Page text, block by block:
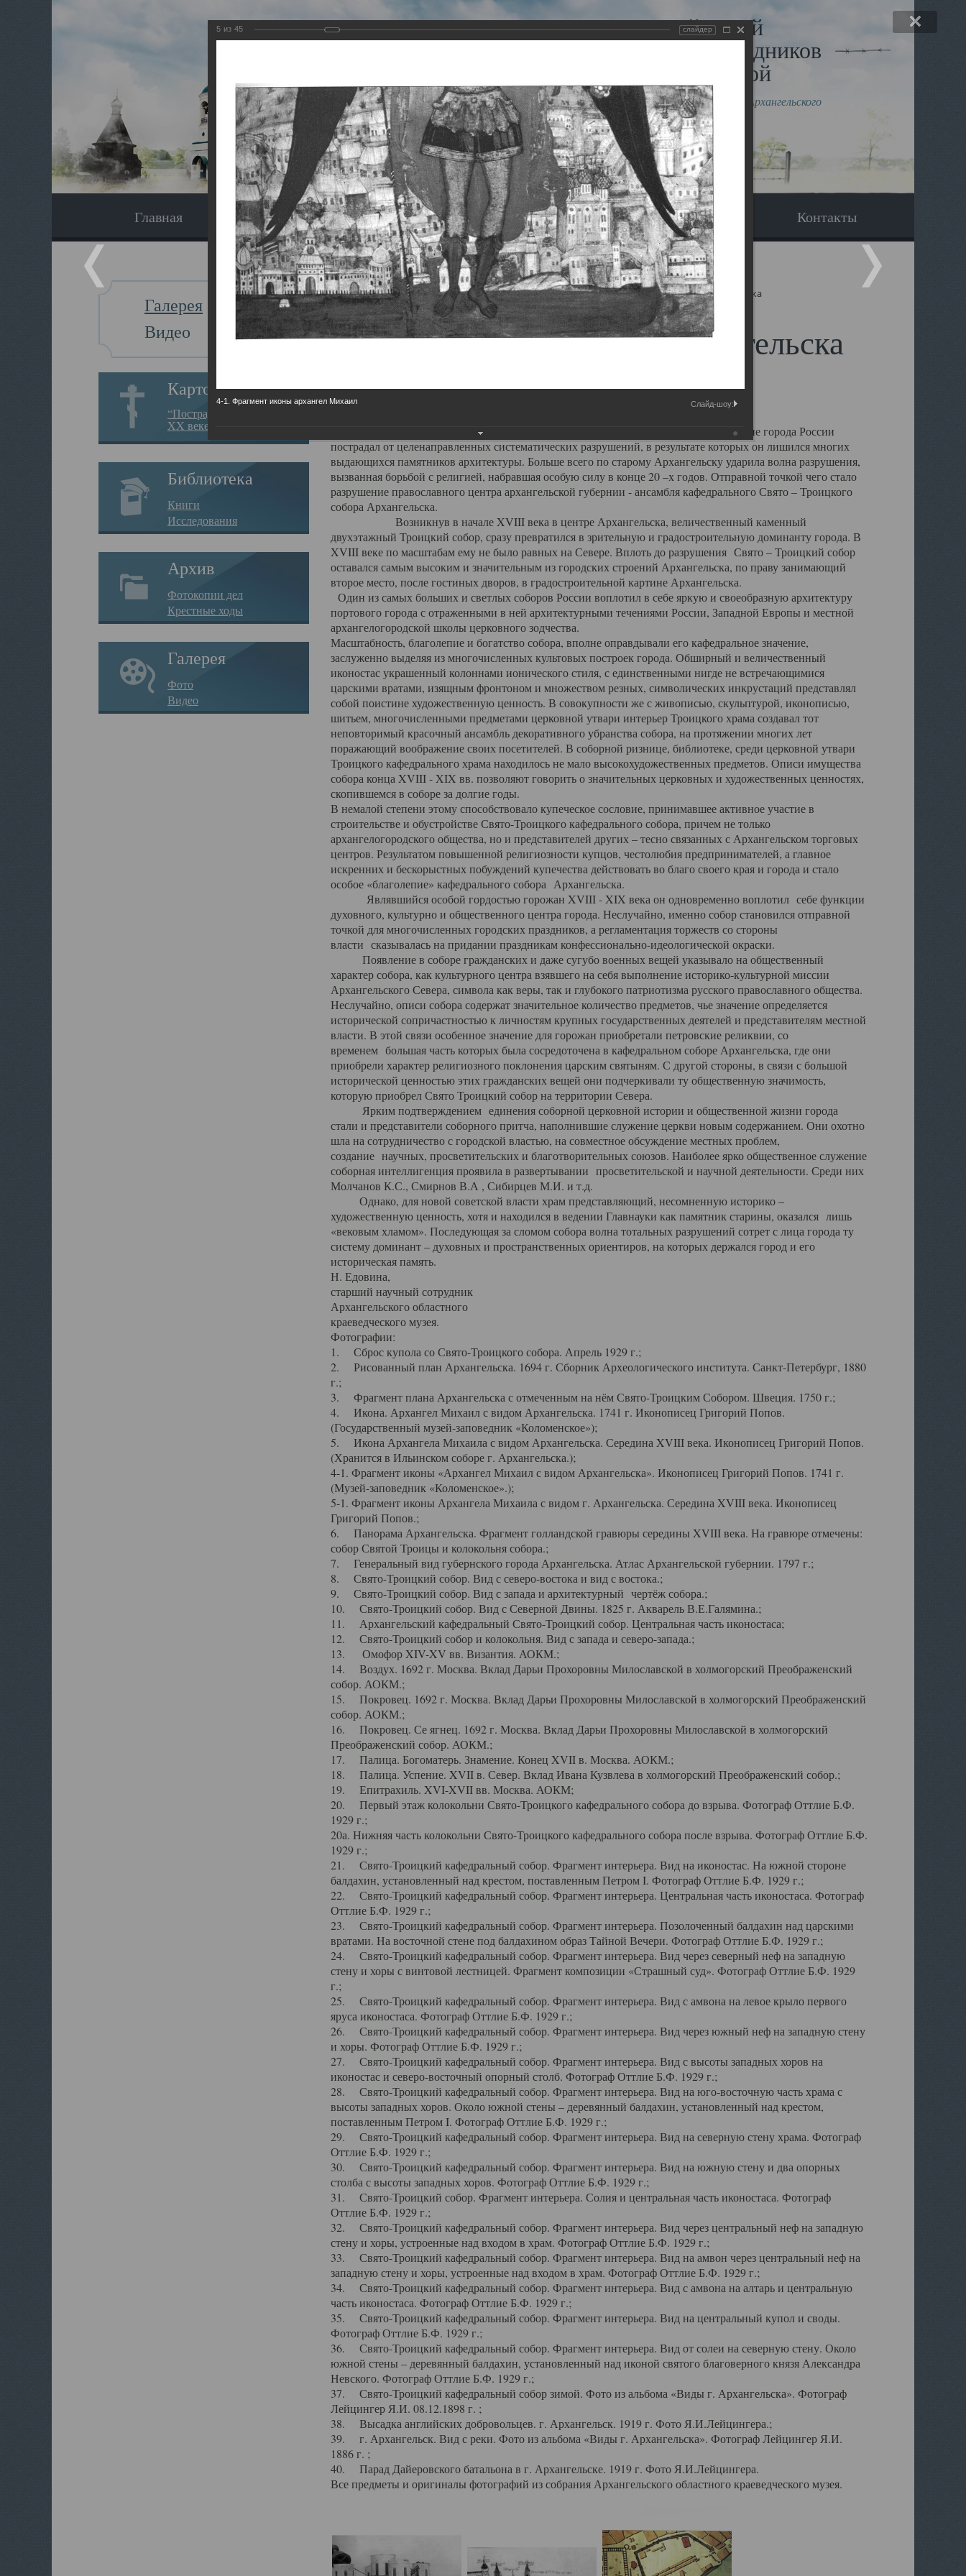
Виртуальный музей
Новомучеников и исповедников
Земли Архангельской
Сайт создан по благословлению митрополита Архангельского
и Холмогорского Даниила
Главная Экскурсия Наследники Галерея Вопрос-ответ Контакты
Галерея
Видео
Картотека
“Пострадавшие за веру в
XX веке на Севере”
Библиотека
Книги
Исследования
Архив
Фотокопии дел
Крестные ходы
Галерея
Фото
Видео
Главная Галерея Храмы-мученики Архангельска Свято-Троицкий собор Архангельска
Свято-Троицкий собор Архангельска
Свято-Троицкий собор Архангельска
Сегодня мы можем говорить, что Архангельск в большей мере, чем другие губернские города России
пострадал от целенаправленных систематических разрушений, в результате которых он лишился многих
выдающихся памятников архитектуры. Больше всего по старому Архангельску ударила волна разрушения,
вызванная борьбой с религией, набравшая особую силу в конце 20 –х годов. Отправной точкой чего стало
разрушение православного центра архангельской губернии - ансамбля кафедрального Свято – Троицкого
собора Архангельска.
Возникнув в начале XVIII века в центре Архангельска, величественный каменный
двухэтажный Троицкий собор, сразу превратился в зрительную и градостроительную доминанту города. В
XVIII веке по масштабам ему не было равных на Севере. Вплоть до разрушения Свято – Троицкий собор
оставался самым высоким и значительным из городских строений Архангельска, по праву занимающий
второе место, после гостиных дворов, в градостроительной картине Архангельска.
Один из самых больших и светлых соборов России воплотил в себе яркую и своеобразную архитектуру
портового города с отраженными в ней архитектурными течениями России, Западной Европы и местной
архангелогородской школы церковного зодчества.
Масштабность, благолепие и богатство собора, вполне оправдывали его кафедральное значение,
заслуженно выделяя из многочисленных культовых построек города. Обширный и величественный
иконостас украшенный колоннами ионического стиля, с единственными нигде не встречающимися
царскими вратами, изящным фронтоном и множеством резных, символических инкрустаций представлял
собой поистине художественную ценность. В совокупности же с живописью, скульптурой, иконописью,
шитьем, многочисленными предметами церковной утвари интерьер Троицкого храма создавал тот
неповторимый красочный ансамбль декоративного убранства собора, на протяжении многих лет
поражающий воображение своих посетителей. В соборной ризнице, библиотеке, среди церковной утвари
Троицкого кафедрального храма находилось не мало высокохудожественных предметов. Описи имущества
собора конца XVIII - XIX вв. позволяют говорить о значительных церковных и художественных ценностях,
скопившемся в соборе за долгие годы.
В немалой степени этому способствовало купеческое сословие, принимавшее активное участие в
строительстве и обустройстве Свято-Троицкого кафедрального собора, причем не только
архангелогородского общества, но и представителей других – тесно связанных с Архангельском торговых
центров. Результатом повышенной религиозности купцов, честолюбия предпринимателей, а главное
искренних и бескорыстных побуждений купечества действовать во благо своего края и города и стало
особое «благолепие» кафедрального собора Архангельска.
Являвшийся особой гордостью горожан XVIII - XIX века он одновременно воплотил себе функции
духовного, культурно и общественного центра города. Неслучайно, именно собор становился отправной
точкой для многочисленных городских праздников, а регламентация торжеств со стороны
власти сказывалась на придании праздникам конфессионально-идеологической окраски.
Появление в соборе гражданских и даже сугубо военных вещей указывало на общественный
характер собора, как культурного центра взявшего на себя выполнение историко-культурной миссии
Архангельского Севера, символа как веры, так и глубокого патриотизма русского православного общества.
Неслучайно, описи собора содержат значительное количество предметов, чье значение определяется
исторической сопричастностью к личностям крупных государственных деятелей и представителям местной
власти. В этой связи особенное значение для горожан приобретали петровские реликвии, со
временем большая часть которых была сосредоточена в кафедральном соборе Архангельска, где они
приобрели характер религиозного поклонения царским святыням. С другой стороны, в связи с большой
исторической ценностью этих гражданских вещей они подчеркивали ту общественную значимость,
которую приобрел Свято Троицкий собор на территории Севера.
Ярким подтверждением единения соборной церковной истории и общественной жизни города
стали и представители соборного притча, наполнившие служение церкви новым содержанием. Они охотно
шла на сотрудничество с городской властью, на совместное обсуждение местных проблем,
создание научных, просветительских и благотворительных союзов. Наиболее ярко общественное служение
соборная интеллигенция проявила в развертывании просветительской и научной деятельности. Среди них
Молчанов К.С., Смирнов В.А , Сибирцев М.И. и т.д.
Однако, для новой советской власти храм представляющий, несомненную историко –
художественную ценность, хотя и находился в ведении Главнауки как памятник старины, оказался лишь
«вековым хламом». Последующая за сломом собора волна тотальных разрушений сотрет с лица города ту
систему доминант – духовных и пространственных ориентиров, на которых держался город и его
историческая память.
Н. Едовина,
старший научный сотрудник
Архангельского областного
краеведческого музея.
Фотографии:
1. Сброс купола со Свято-Троицкого собора. Апрель 1929 г.;
2. Рисованный план Архангельска. 1694 г. Сборник Археологического института. Санкт-Петербург, 1880
г.;
3. Фрагмент плана Архангельска с отмеченным на нём Свято-Троицким Собором. Швеция. 1750 г.;
4. Икона. Архангел Михаил с видом Архангельска. 1741 г. Иконописец Григорий Попов.
(Государственный музей-заповедник «Коломенское»);
5. Икона Архангела Михаила с видом Архангельска. Середина XVIII века. Иконописец Григорий Попов.
(Хранится в Ильинском соборе г. Архангельска.);
4-1. Фрагмент иконы «Архангел Михаил с видом Архангельска». Иконописец Григорий Попов. 1741 г.
(Музей-заповедник «Коломенское».);
5-1. Фрагмент иконы Архангела Михаила с видом г. Архангельска. Середина XVIII века. Иконописец
Григорий Попов.;
6. Панорама Архангельска. Фрагмент голландской гравюры середины XVIII века. На гравюре отмечены:
собор Святой Троицы и колокольня собора.;
7. Генеральный вид губернского города Архангельска. Атлас Архангельской губернии. 1797 г.;
8. Свято-Троицкий собор. Вид с северо-востока и вид с востока.;
9. Свято-Троицкий собор. Вид с запада и архитектурный чертёж собора.;
10. Свято-Троицкий собор. Вид с Северной Двины. 1825 г. Акварель В.Е.Галямина.;
11. Архангельский кафедральный Свято-Троицкий собор. Центральная часть иконостаса;
12. Свято-Троицкий собор и колокольня. Вид с запада и северо-запада.;
13. Омофор XIV-XV вв. Византия. АОКМ.;
14. Воздух. 1692 г. Москва. Вклад Дарьи Прохоровны Милославской в холмогорский Преображенский
собор. АОКМ.;
15. Покровец. 1692 г. Москва. Вклад Дарьи Прохоровны Милославской в холмогорский Преображенский
собор. АОКМ.;
16. Покровец. Се ягнец. 1692 г. Москва. Вклад Дарьи Прохоровны Милославской в холмогорский
Преображенский собор. АОКМ.;
17. Палица. Богоматерь. Знамение. Конец XVII в. Москва. АОКМ.;
18. Палица. Успение. XVII в. Север. Вклад Ивана Кузвлева в холмогорский Преображенский собор.;
19. Епитрахиль. XVI-XVII вв. Москва. АОКМ;
20. Первый этаж колокольни Свято-Троицкого кафедрального собора до взрыва. Фотограф Оттлие Б.Ф.
1929 г.;
20а. Нижняя часть колокольни Свято-Троицкого кафедрального собора после взрыва. Фотограф Оттлие Б.Ф.
1929 г.;
21. Свято-Троицкий кафедральный собор. Фрагмент интерьера. Вид на иконостас. На южной стороне
балдахин, установленный над крестом, поставленным Петром I. Фотограф Оттлие Б.Ф. 1929 г.;
22. Свято-Троицкий кафедральный собор. Фрагмент интерьера. Центральная часть иконостаса. Фотограф
Оттлие Б.Ф. 1929 г.;
23. Свято-Троицкий кафедральный собор. Фрагмент интерьера. Позолоченный балдахин над царскими
вратами. На восточной стене под балдахином образ Тайной Вечери. Фотограф Оттлие Б.Ф. 1929 г.;
24. Свято-Троицкий кафедральный собор. Фрагмент интерьера. Вид через северный неф на западную
стену и хоры с винтовой лестницей. Фрагмент композиции «Страшный суд». Фотограф Оттлие Б.Ф. 1929
г.;
25. Свято-Троицкий кафедральный собор. Фрагмент интерьера. Вид с амвона на левое крыло первого
яруса иконостаса. Фотограф Оттлие Б.Ф. 1929 г.;
26. Свято-Троицкий кафедральный собор. Фрагмент интерьера. Вид через южный неф на западную стену
и хоры. Фотограф Оттлие Б.Ф. 1929 г.;
27. Свято-Троицкий кафедральный собор. Фрагмент интерьера. Вид с высоты западных хоров на
иконостас и северо-восточный опорный столб. Фотограф Оттлие Б.Ф. 1929 г.;
28. Свято-Троицкий кафедральный собор. Фрагмент интерьера. Вид на юго-восточную часть храма с
высоты западных хоров. Около южной стены – деревянный балдахин, установленный над крестом,
поставленным Петром I. Фотограф Оттлие Б.Ф. 1929 г.;
29. Свято-Троицкий кафедральный собор. Фрагмент интерьера. Вид на северную стену храма. Фотограф
Оттлие Б.Ф. 1929 г.;
30. Свято-Троицкий кафедральный собор. Фрагмент интерьера. Вид на южную стену и два опорных
столба с высоты западных хоров. Фотограф Оттлие Б.Ф. 1929 г.;
31. Свято-Троицкий собор. Фрагмент интерьера. Солия и центральная часть иконостаса. Фотограф
Оттлие Б.Ф. 1929 г.;
32. Свято-Троицкий кафедральный собор. Фрагмент интерьера. Вид через центральный неф на западную
стену и хоры, устроенные над входом в храм. Фотограф Оттлие Б.Ф. 1929 г.;
33. Свято-Троицкий кафедральный собор. Фрагмент интерьера. Вид на амвон через центральный неф на
западную стену и хоры, устроенные над входом в храм. Фотограф Оттлие Б.Ф. 1929 г.;
34. Свято-Троицкий кафедральный собор. Фрагмент интерьера. Вид с амвона на алтарь и центральную
часть иконостаса. Фотограф Оттлие Б.Ф. 1929 г.;
35. Свято-Троицкий кафедральный собор. Фрагмент интерьера. Вид на центральный купол и своды.
Фотограф Оттлие Б.Ф. 1929 г.;
36. Свято-Троицкий кафедральный собор. Фрагмент интерьера. Вид от солеи на северную стену. Около
южной стены – деревянный балдахин, установленный над иконой святого благоверного князя Александра
Невского. Фотограф Оттлие Б.Ф. 1929 г.;
37. Свято-Троицкий кафедральный собор зимой. Фото из альбома «Виды г. Архангельска». Фотограф
Лейцингер Я.И. 08.12.1898 г. ;
38. Высадка английских добровольцев. г. Архангельск. 1919 г. Фото Я.И.Лейцингера.;
39. г. Архангельск. Вид с реки. Фото из альбома «Виды г. Архангельска». Фотограф Лейцингер Я.И.
1886 г. ;
40. Парад Дайеровского батальона в г. Архангельске. 1919 г. Фото Я.И.Лейцингера.
Все предметы и оригиналы фотографий из собрания Архангельского областного краеведческого музея.
5 из 45 слайдер
4-1. Фрагмент иконы архангел Михаил Слайд-шоу: